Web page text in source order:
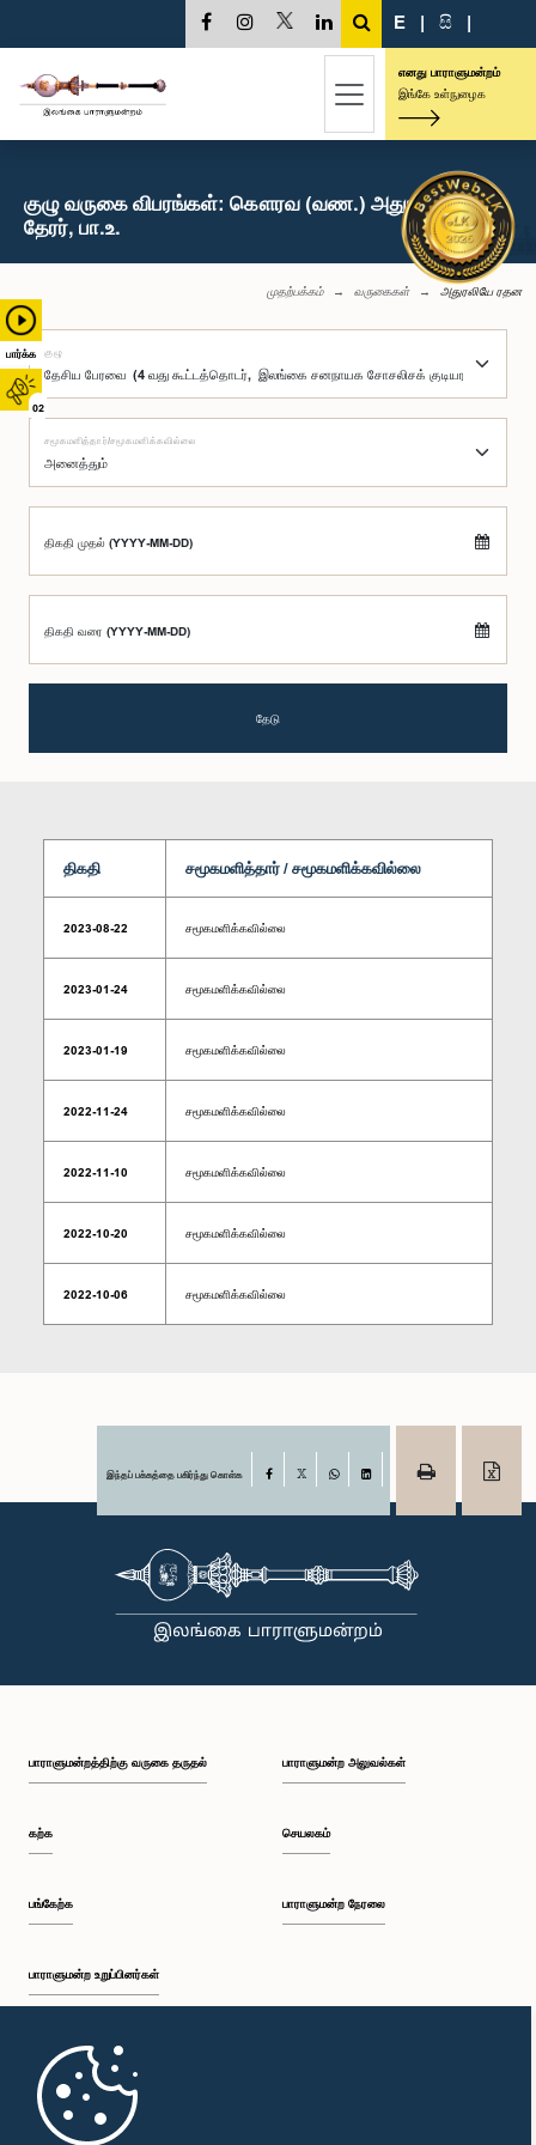
பார்க்க
02
E | සි |
எனது பாராளுமன்றம்
இங்கே உள்நுழைக
குழு வருகை விபரங்கள்: கௌரவ (வண.) அதுரலியே ரதன
தேரர், பா.உ.
முதற்பக்கம் வருகைகள் அதுரலியே ரதன
குழு
சமூகமளித்தார்/சமூகமளிக்கவில்லை
திகதி முதல் (YYYY-MM-DD)
திகதி வரை (YYYY-MM-DD)
தேடு
திகதி சமூகமளித்தார் / சமூகமளிக்கவில்லை
2023-08-22 சமூகமளிக்கவில்லை
2023-01-24 சமூகமளிக்கவில்லை
2023-01-19 சமூகமளிக்கவில்லை
2022-11-24 சமூகமளிக்கவில்லை
2022-11-10 சமூகமளிக்கவில்லை
2022-10-20 சமூகமளிக்கவில்லை
2022-10-06 சமூகமளிக்கவில்லை
இந்தப் பக்கத்தை பகிர்ந்து கொள்க Facebook
பாராளுமன்றத்திற்கு வருகை தருதல்
கற்க
பங்கேற்க
பாராளுமன்ற உறுப்பினர்கள்
முதற்பக்கம்
பாராளுமன்ற அலுவல்கள்
செயலகம்
பாராளுமன்ற நேரலை